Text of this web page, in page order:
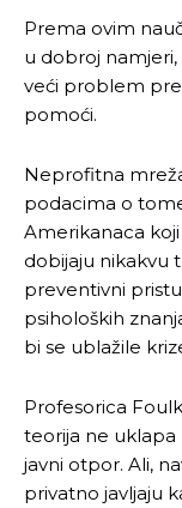
Prema ovim
u dobroj
veći problem
pomoći.
Neprofitna
podacima o
Amerikanaca
dobijaju nikakvu
preventivni
psiholoških
bi se ublažile
Profesorica
teorija ne uklapa
javni otpor. Ali,
privatno javljaju